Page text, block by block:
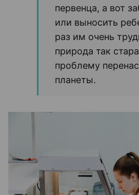
первенца, а вот
или выносить
раз им очень
природа так
проблему
планеты.